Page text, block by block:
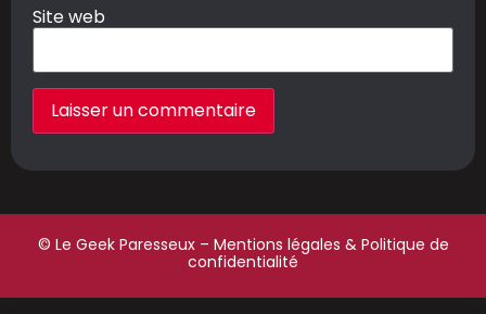
Site web
© Le Geek Paresseux – Mentions légales & Politique de
confidentialité